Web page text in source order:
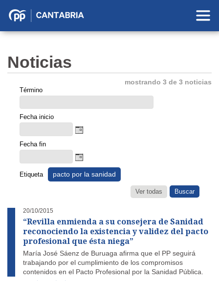
Partido
Cantabria
Noticias
mostrando 3 de 3 noticias
Término
Fecha inicio
Fecha fin
Etiqueta pacto por la sanidad
Ver todas
20/10/2015
“Revilla enmienda a su consejera de Sanidad
reconociendo la existencia y validez del pacto
profesional que ésta niega”
María José Sáenz de Buruaga afirma que el PP seguirá
trabajando por el cumplimiento de los compromisos
contenidos en el Pacto Profesional por la Sanidad Pública.